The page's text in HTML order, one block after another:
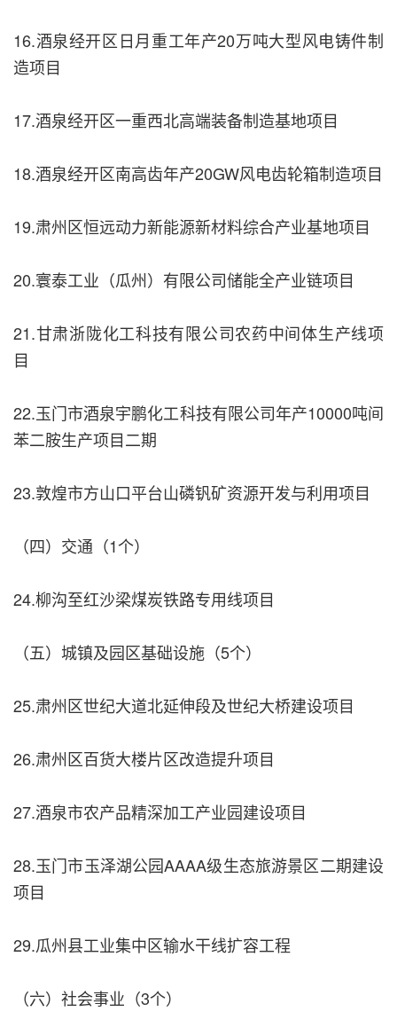
16.酒泉经开区日月重工年产20万吨大型风电铸件制
造项目
17.酒泉经开区一重西北高端装备制造基地项目
18.酒泉经开区南高齿年产20GW风电齿轮箱制造项目
19.肃州区恒远动力新能源新材料综合产业基地项目
20.寰泰工业（瓜州）有限公司储能全产业链项目
21.甘肃浙陇化工科技有限公司农药中间体生产线项
目
22.玉门市酒泉宇鹏化工科技有限公司年产10000吨间
苯二胺生产项目二期
23.敦煌市方山口平台山磷钒矿资源开发与利用项目
（四）交通（1个）
24.柳沟至红沙梁煤炭铁路专用线项目
（五）城镇及园区基础设施（5个）
25.肃州区世纪大道北延伸段及世纪大桥建设项目
26.肃州区百货大楼片区改造提升项目
27.酒泉市农产品精深加工产业园建设项目
28.玉门市玉泽湖公园AAAA级生态旅游景区二期建设
项目
29.瓜州县工业集中区输水干线扩容工程
（六）社会事业（3个）